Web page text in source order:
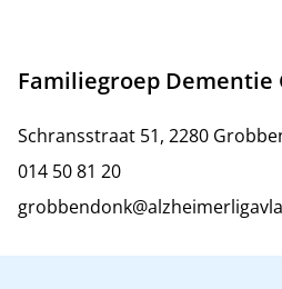
Familiegroep Dementie
Schransstraat 51, 2280
014 50 81 20